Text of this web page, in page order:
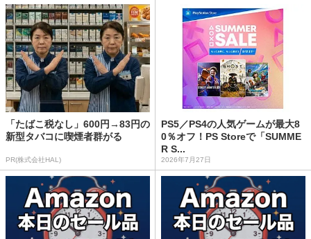
「たばこ税なし」600円→83円の
新型タバコに喫煙者群がる
PR(株式会社HAL)
PS5／PS4の人気ゲームが最大8
0％オフ！PS Storeで「SUMME
R S...
2026年7月27日